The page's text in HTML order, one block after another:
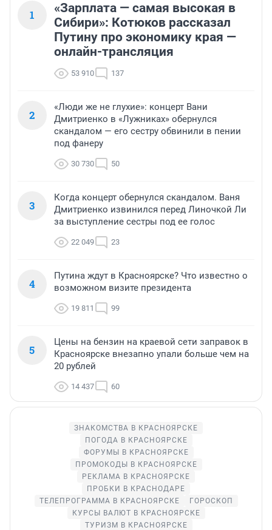
1
«Зарплата — самая высокая в
Сибири»: Котюков рассказал
Путину про экономику края —
онлайн-трансляция
53 910 137
2
«Люди же не глухие»: концерт Вани
Дмитриенко в «Лужниках» обернулся
скандалом — его сестру обвинили в пении
под фанеру
30 730 50
3
Когда концерт обернулся скандалом. Ваня
Дмитриенко извинился перед Линочкой Ли
за выступление сестры под ее голос
22 049 23
4
Путина ждут в Красноярске? Что известно о
возможном визите президента
19 811 99
5
Цены на бензин на краевой сети заправок в
Красноярске внезапно упали больше чем на
20 рублей
14 437 60
ЗНАКОМСТВА В КРАСНОЯРСКЕ
ПОГОДА В КРАСНОЯРСКЕ
ФОРУМЫ В КРАСНОЯРСКЕ
ПРОМОКОДЫ В КРАСНОЯРСКЕ
РЕКЛАМА В КРАСНОЯРСКЕ
ПРОБКИ В КРАСНОДАРЕ
ТЕЛЕПРОГРАММА В КРАСНОЯРСКЕ
ГОРОСКОП
КУРСЫ ВАЛЮТ В КРАСНОЯРСКЕ
ТУРИЗМ В КРАСНОЯРСКЕ